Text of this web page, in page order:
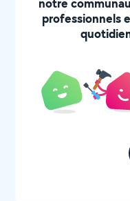
professionnels